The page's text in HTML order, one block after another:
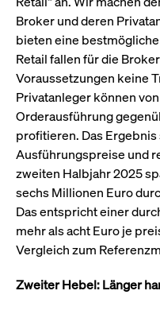
Broker und deren
bieten eine
Retail fallen für die
Voraussetzungen keine
Privatanleger können
Orderausführung
profitieren. Das
Ausführungspreise und
zweiten Halbjahr 2025
sechs Millionen Euro
Das entspricht einer
mehr als acht Euro je
Vergleich zum
Zweiter Hebel: Länger
VISITOR_PRIVACY_METADATA